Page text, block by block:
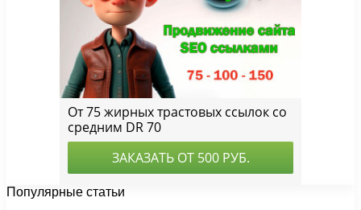
Популярные статьи